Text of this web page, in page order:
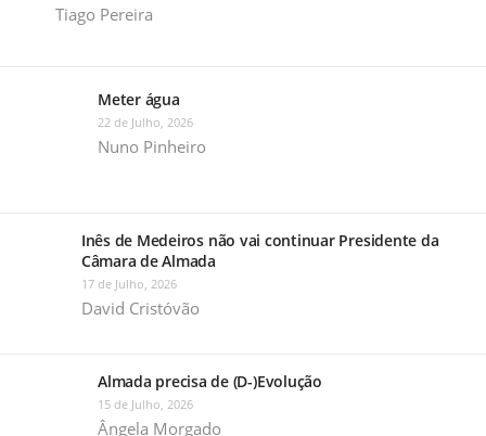
Tiago Pereira
Meter água
22 de Julho, 2026
Nuno Pinheiro
Inês de Medeiros não vai continuar Presidente da
Câmara de Almada
17 de Julho, 2026
David Cristóvão
Almada precisa de (D-)Evolução
15 de Julho, 2026
Ângela Morgado